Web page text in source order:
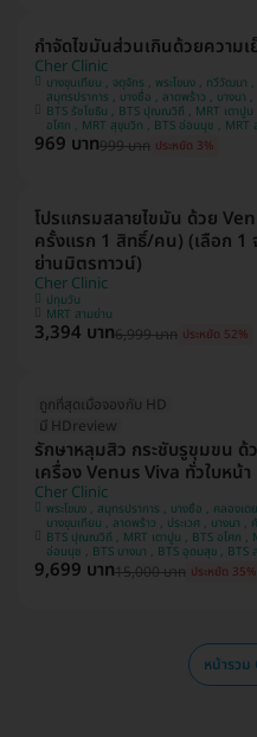
กำจัดไขมันส่วนเกินด้วยความ
Cher Clinic
บางขุนเทียน , จตุจักร , พระโขนง , ทวีวัฒนา , ประเวศ , ภาษีเจริญ , คันนายาว ,
สมุทรปราการ , บางซื่อ , ลาดพร้าว , บางนา , ราชเทวี , คลองเตย , ปทุมวัน ,
ลาดกระบัง , บางแค
BTS รัชโยธิน , BTS ปุณณวิถี , MRT เตาปูน , BTS บางนา , BTS อุดมสุข , BTS
969 บาท999 บาท ประหยัด 3%
โปรแกรมสลายไขมัน ด้วย
ครั้งแรก 1 สิทธิ์/คน) (เลือก 1
ย่านมิตรทาวน์)
Cher Clinic
ปทุมวัน
MRT สามย่าน
3,394 บาท6,999 บาท ประหยัด 52%
ถูกที่สุดเมื่อจองกับ HD
มี HDreview
รักษาหลุมสิว กระชับรูขุมขน
เครื่อง Venus Viva ทั่วใบหน้
Cher Clinic
พระโขนง , สมุทรปราการ , บางซื่อ , คลองเตย , ทวีวัฒนา , จตุจักร , ภาษีเจริญ ,
บางขุนเทียน , ลาดพร้าว , ประเวศ , บางนา , คันนายาว , ราชเทวี , ลาดกระบัง ,
ปทุมวัน , บางแค
BTS ปุณณวิถี , MRT เตาปูน , BTS อโศก , MRT สุขุมวิท , BTS รัชโยธิน , BTS
9,699 บาท15,000 บาท ประหยัด 35%
หน้ารว